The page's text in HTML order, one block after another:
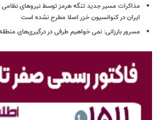
مذاکرات مسیر جدید تنگه هرمز توسط نیروهای
ایران در کنوانسیون خزر اصلا مطرح نشده است
مسرور بارزانی: نمی خواهیم طرفی در درگیری‌های